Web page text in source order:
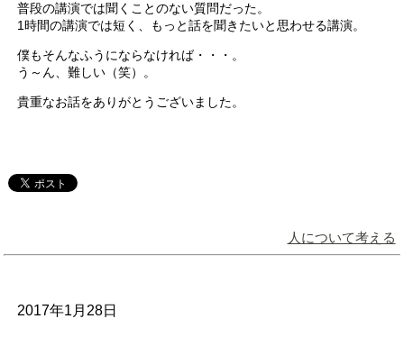
普段の講演では聞くことのない質問だった。
1時間の講演では短く、もっと話を聞きたいと思わせる講演。
僕もそんなふうにならなければ・・・。
う～ん、難しい（笑）。
貴重なお話をありがとうございました。
人について考える
2017年1月28日